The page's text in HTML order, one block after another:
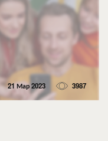
21 Мар 2023 3987